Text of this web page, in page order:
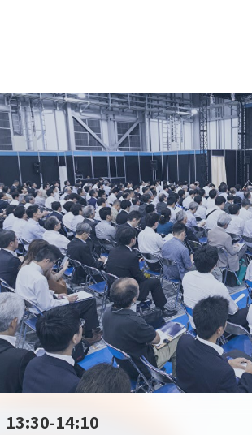
13:30-14:10